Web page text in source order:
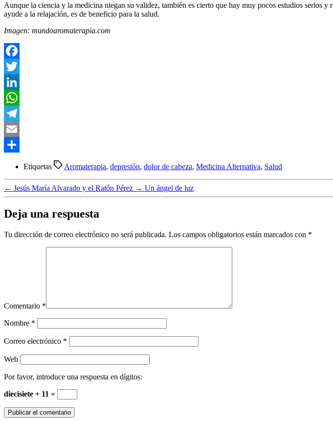
Aunque la ciencia y la medicina niegan su validez, también es cierto que hay muy pocos estudios serios
ayude a la relajación, es de beneficio para la salud.
Imagen: mundoaromaterapia.com
Facebook
Twitter
LinkedIn
WhatsApp
Telegram
Email
Etiquetas Aromaterapia, depresión, dolor de cabeza, Medicina Alternativa, Salud
← Jesús María Alvarado y el Ratón Pérez → Un ángel de luz
Deja una respuesta
Tu dirección de correo electrónico no será publicada. Los campos obligatorios están marcados con *
Comentario *
Nombre *
Correo electrónico *
Web
Por favor, introduce una respuesta en dígitos:
diecisiete + 11 =